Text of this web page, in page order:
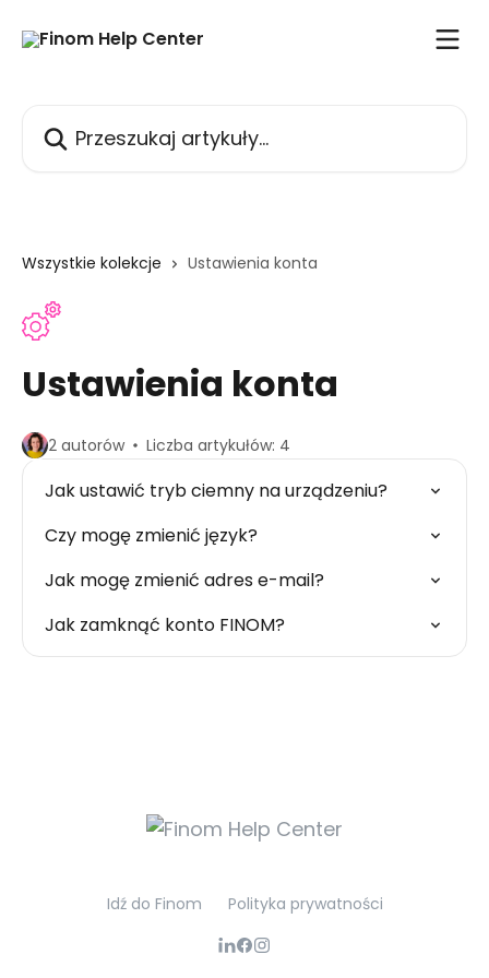
Wszystkie kolekcje Ustawienia konta
Ustawienia konta
2 autorów Liczba artykułów: 4
Jak ustawić tryb ciemny na urządzeniu?
Czy mogę zmienić język?
Jak mogę zmienić adres e-mail?
Jak zamknąć konto FINOM?
Idź do Finom Polityka prywatności